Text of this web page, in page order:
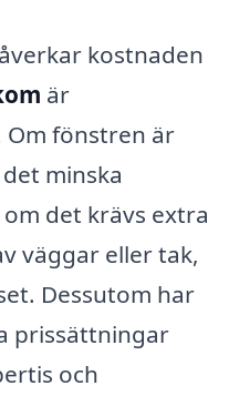
kostnaden
är
Om fönstren är
minska
det krävs extra
väggar eller tak,
Dessutom har
prissättningar
och